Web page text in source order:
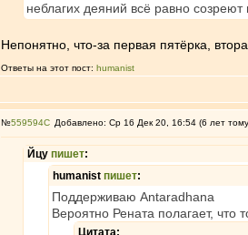
неблагих деяний всё равно созреют
Непонятно, что-за первая пятёрка,
Ответы на этот пост: humanist
№559594 Добавлено: Ср 16 Дек 20, 16:54 (6 лет
Йцу пишет:
humanist пишет:
Поддерживаю Antaradhana
Вероятно Рената полагает, что
Цитата: